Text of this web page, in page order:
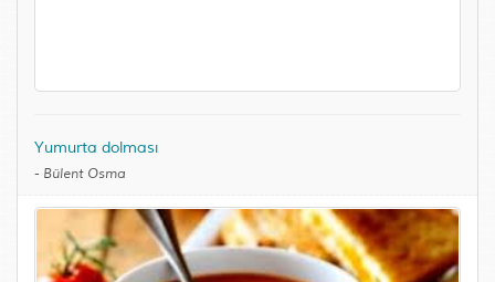
Yumurta dolması
- Bülent Osma